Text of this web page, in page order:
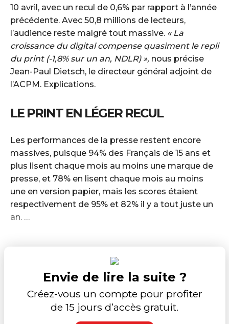
10 avril, avec un recul de 0,6% par rapport à l’année
précédente. Avec 50,8 millions de lecteurs,
l’audience reste malgré tout massive. « La
croissance du digital compense quasiment le repli
du print (-1,8% sur un an, NDLR) », nous précise
Jean-Paul Dietsch, le directeur général adjoint de
l’ACPM. Explications.
LE PRINT EN LÉGER RECUL
Les performances de la presse restent encore
massives, puisque 94% des Français de 15 ans et
plus lisent chaque mois au moins une marque de
presse, et 78% en lisent chaque mois au moins
une en version papier, mais les scores étaient
respectivement de 95% et 82% il y a tout juste un
an. …